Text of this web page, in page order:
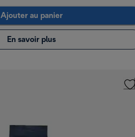
Ajouter au panier
En savoir plus